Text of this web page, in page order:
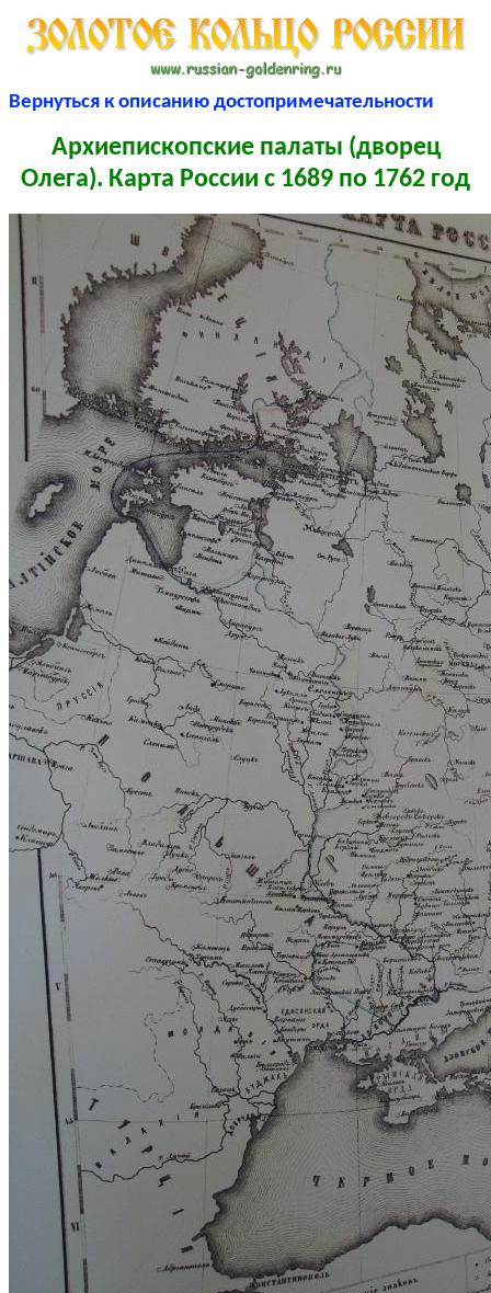
Вернуться к описанию достопримечательности
Архиепископские палаты (дворец
Олега). Карта России с 1689 по 1762 год